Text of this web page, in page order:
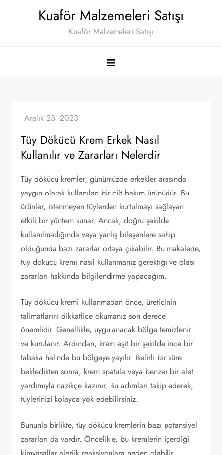
Kuaför Malzemeleri Satışı
Kuaför Malzemeleri Satışı
Tüy Dökücü Krem Erkek Nasıl
Kullanılır ve Zararları Nelerdir
Tüy dökücü kremler, günümüzde erkekler arasında
yaygın olarak kullanılan bir cilt bakım ürünüdür. Bu
ürünler, istenmeyen tüylerden kurtulmayı sağlayan
etkili bir yöntem sunar. Ancak, doğru şekilde
kullanılmadığında veya yanlış bileşenlere sahip
olduğunda bazı zararlar ortaya çıkabilir. Bu makalede,
tüy dökücü kremi nasıl kullanmanız gerektiği ve olası
zararları hakkında bilgilendirme yapacağım.
Tüy dökücü kremi kullanmadan önce, üreticinin
talimatlarını dikkatlice okumanız son derece
önemlidir. Genellikle, uygulanacak bölge temizlenir
ve kurulanır. Ardından, krem eşit bir şekilde ince bir
tabaka halinde bu bölgeye yayılır. Belirli bir süre
bekledikten sonra, krem spatula veya benzer bir alet
yardımıyla nazikçe kazınır. Bu adımları takip ederek,
tüylerinizi kolayca yok edebilirsiniz.
Bununla birlikte, tüy dökücü kremlerin bazı potansiyel
zararları da vardır. Öncelikle, bu kremlerin içerdiği